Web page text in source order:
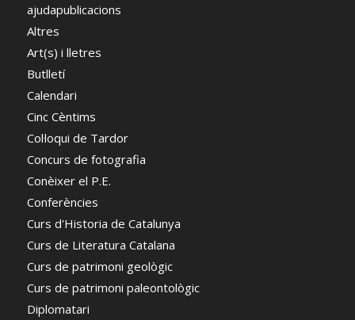
ajudapublicacions
Altres
Art(s) i lletres
Butlletí
Calendari
Cinc Cèntims
Col·loqui de Tardor
Concurs de fotografia
Conèixer el P.E.
Conferències
Curs d'Historia de Catalunya
Curs de Literatura Catalana
Curs de patrimoni geològic
Curs de patrimoni paleontològic
Diplomatari